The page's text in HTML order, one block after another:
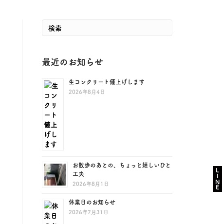
最近のお知らせ
生コンクリート値上げします
2026年8月4日
お散歩のあとの、ちょっと嬉しいひと
工夫
2026年8月1日
休業日のお知らせ
2026年7月31日
LINE